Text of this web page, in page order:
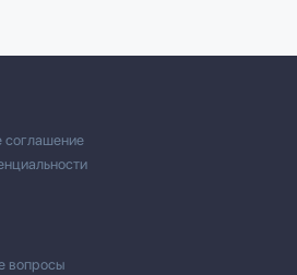
соглашение
вопросы